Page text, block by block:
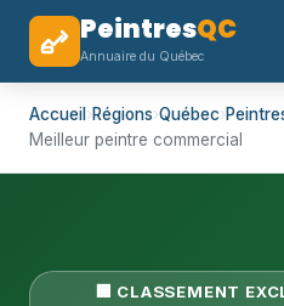
PeintresQC
Annuaire du Québec
Accueil ›Régions›Québec›
Meilleur peintre commercial
🏢 CLASSEMENT